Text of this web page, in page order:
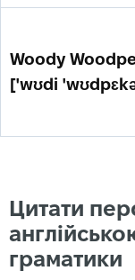
Woody
['wʊdi
Цитати
граматики